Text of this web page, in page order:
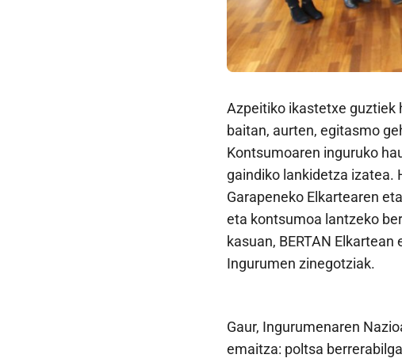
Azpeitiko ikastetxe guztiek
baitan, aurten, egitasmo
Kontsumoaren inguruko
gaindiko lankidetza izatea.
Garapeneko Elkartearen
eta kontsumoa lantzeko
kasuan, BERTAN
Ingurumen zinegotziak.
Gaur, Ingurumenaren
emaitza: poltsa